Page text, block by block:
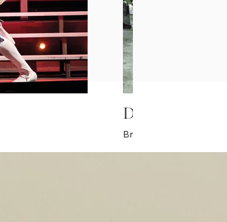
Der Freischütz
Bregenzer Festspiele